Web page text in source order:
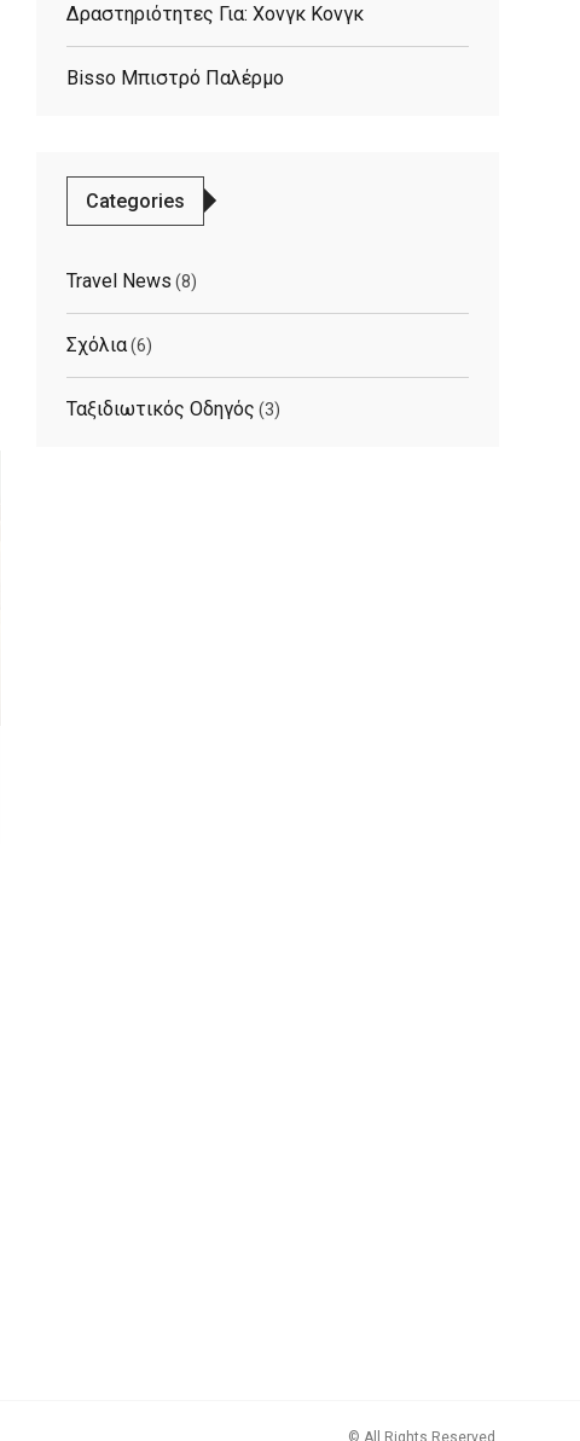
Related
Posts
Δραστηριότητες Για: Χονγκ Κονγκ
Bisso Μπιστρό Παλέρμο
Categories
Travel News (8)
Σχόλια(6)
Ταξιδιωτικός Οδηγός (3)
© All Rights Reserved.